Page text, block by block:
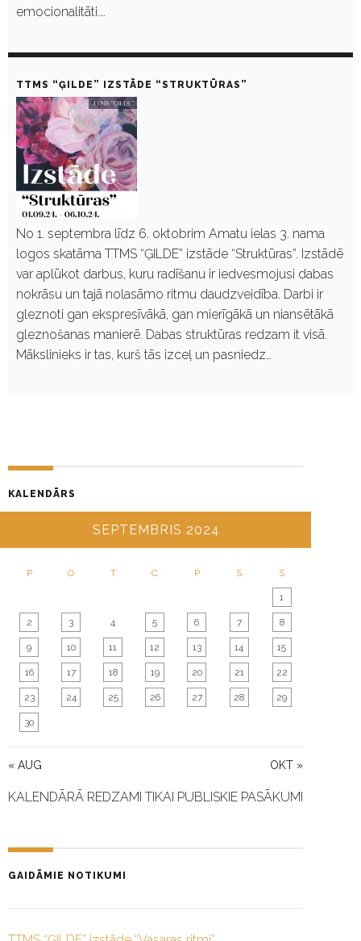
emocionalitāti.…
TTMS “ĢILDE” IZSTĀDE “STRUKTŪRAS”
No 1. septembra līdz 6. oktobrim Amatu ielas 3. nama
logos skatāma TTMS “ĢILDE” izstāde “Struktūras”. Izstādē
var aplūkot darbus, kuru radīšanu ir iedvesmojusi dabas
nokrāsu un tajā nolasāmo ritmu daudzveidība. Darbi ir
gleznoti gan ekspresīvākā, gan mierīgākā un niansētākā
gleznošanas manierē. Dabas struktūras redzam it visā.
Mākslinieks ir tas, kurš tās izceļ un pasniedz…
KALENDĀRS
SEPTEMBRIS 2024
P O T C P S S
« AUG OKT »
1
2 3 4 5 6 7 8
9 10 11 12 13 14 15
16 17 18 19 20 21 22
23 24 25 26 27 28 29
30
KALENDĀRĀ REDZAMI TIKAI PUBLISKIE PASĀKUMI
GAIDĀMIE NOTIKUMI